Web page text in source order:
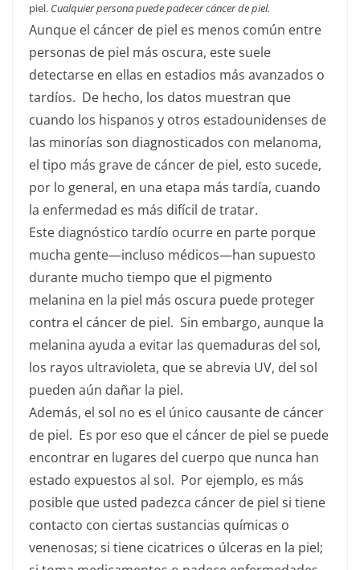
piel. Cualquier persona puede padecer cáncer de piel.
Aunque el cáncer de piel es menos común entre
personas de piel más oscura, este suele
detectarse en ellas en estadios más avanzados o
tardíos. De hecho, los datos muestran que
cuando los hispanos y otros estadounidenses de
las minorías son diagnosticados con melanoma,
el tipo más grave de cáncer de piel, esto sucede,
por lo general, en una etapa más tardía, cuando
la enfermedad es más difícil de tratar.
Este diagnóstico tardío ocurre en parte porque
mucha gente—incluso médicos—han supuesto
durante mucho tiempo que el pigmento
melanina en la piel más oscura puede proteger
contra el cáncer de piel. Sin embargo, aunque la
melanina ayuda a evitar las quemaduras del sol,
los rayos ultravioleta, que se abrevia UV, del sol
pueden aún dañar la piel.
Además, el sol no es el único causante de cáncer
de piel. Es por eso que el cáncer de piel se puede
encontrar en lugares del cuerpo que nunca han
estado expuestos al sol. Por ejemplo, es más
posible que usted padezca cáncer de piel si tiene
contacto con ciertas sustancias químicas o
venenosas; si tiene cicatrices o úlceras en la piel;